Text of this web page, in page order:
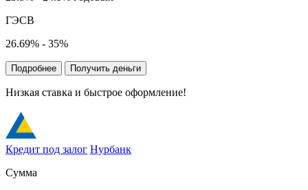
ГЭСВ
26.69% - 35%
Подробнее Получить деньги
Низкая ставка и быстрое оформление!
Кредит под залог Нурбанк
Сумма